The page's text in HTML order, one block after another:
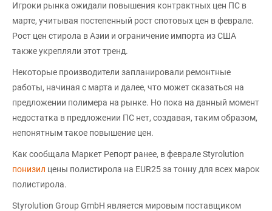
Игроки рынка ожидали повышения контрактных цен ПС в
марте, учитывая постепенный рост спотовых цен в феврале.
Рост цен стирола в Азии и ограничение импорта из США
также укрепляли этот тренд.
Некоторые производители запланировали ремонтные
работы, начиная с марта и далее, что может сказаться на
предложении полимера на рынке. Но пока на данный момент
недостатка в предложении ПС нет, создавая, таким образом,
непонятным такое повышение цен.
Как сообщала Маркет Репорт ранее, в феврале Styrolution
понизил цены полистирола на EUR25 за тонну для всех марок
полистирола.
Styrolution Group GmbH является мировым поставщиком